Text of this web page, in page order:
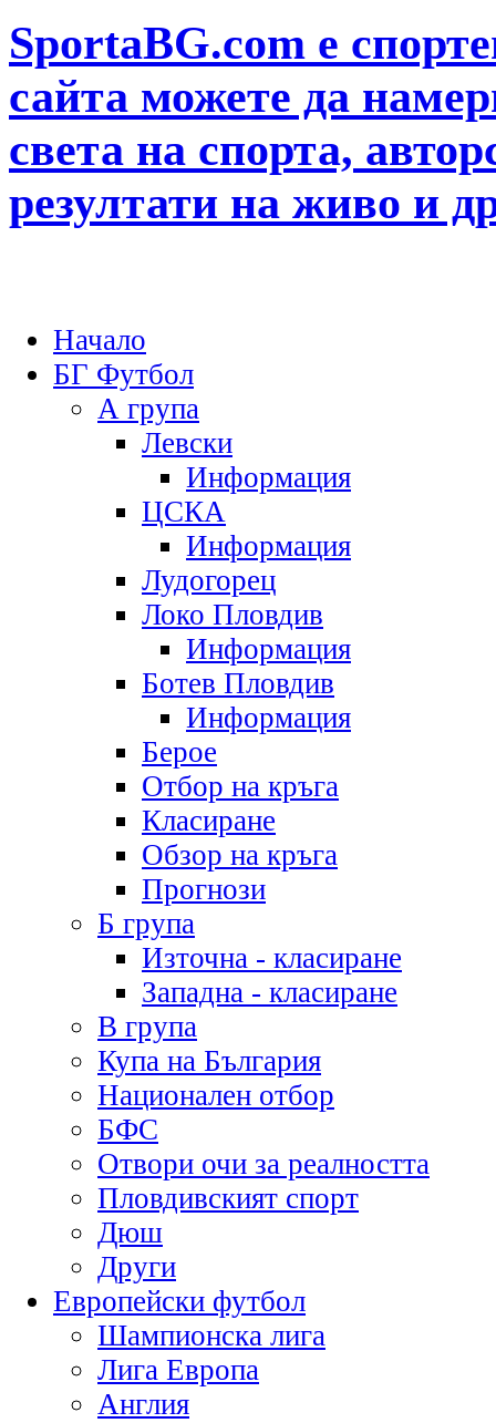
SportaBG.com е
сайта можете да
света на спорта,
резултати на живо и
Начало
БГ Футбол
А група
Левски
Информация
ЦСКА
Информация
Лудогорец
Локо Пловдив
Информация
Ботев Пловдив
Информация
Берое
Отбор на кръга
Класиране
Обзор на кръга
Прогнози
Б група
Източна - класиране
Западна - класиране
В група
Купа на България
Национален отбор
БФС
Отвори очи за реалността
Пловдивският спорт
Дюш
Други
Европейски футбол
Шампионска лига
Лига Европа
Англия